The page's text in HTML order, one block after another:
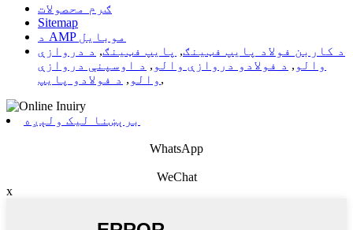
ګرم محصولات
Sitemap
د AMP موبایل
د کاربن فولاد پایپ فټینګ, پایپ فټینګ, د دروازې
والو , د فولادو دروازې والو , د اوسپنې دروازې
والو , د فولادو پایپ ,
برېښنا لیک ولېږه
WhatsApp
WeChat
x